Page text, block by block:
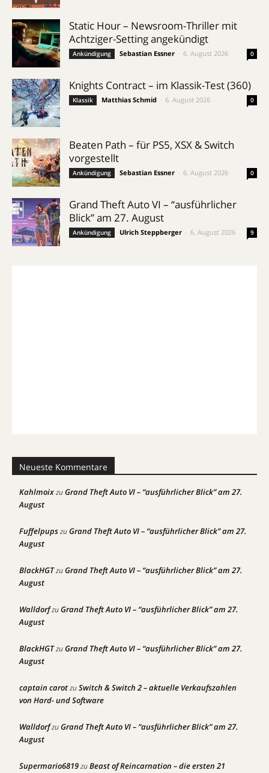
Static Hour – Newsroom-Thriller mit
Achtziger-Setting angekündigt
Ankündigung Sebastian Essner 6. August 2026 0
Knights Contract – im Klassik-Test (360)
Klassik Matthias Schmid 6. August 2026 0
Beaten Path – für PS5, XSX & Switch
vorgestellt
Ankündigung Sebastian Essner 6. August 2026 0
Grand Theft Auto VI – “ausführlicher
Blick” am 27. August
Ankündigung Ulrich Steppberger 6. August 2026 9
Neueste Kommentare
KahlmoixzuGrand Theft Auto VI – “ausführlicher Blick” am 27.
August
FuffelpupszuGrand Theft Auto VI – “ausführlicher Blick” am 27.
August
BlackHGTzuGrand Theft Auto VI – “ausführlicher Blick” am 27.
August
WalldorfzuGrand Theft Auto VI – “ausführlicher Blick” am 27.
August
BlackHGTzuGrand Theft Auto VI – “ausführlicher Blick” am 27.
August
captain carotzuSwitch & Switch 2 – aktuelle Verkaufszahlen
von Hard- und Software
WalldorfzuGrand Theft Auto VI – “ausführlicher Blick” am 27.
August
Supermario6819zuBeast of Reincarnation – die ersten 21